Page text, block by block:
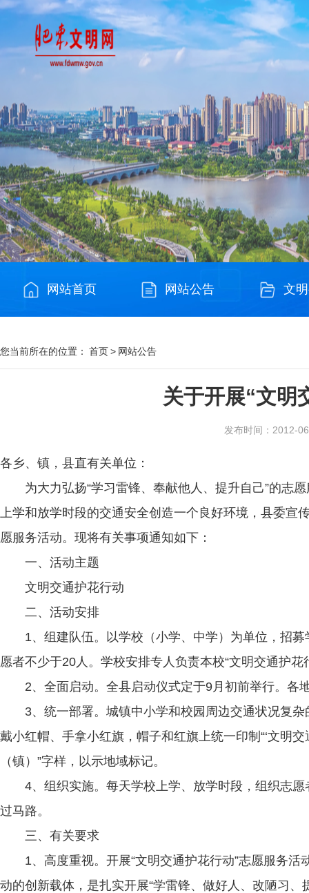
网站首页 网站公告 文
您当前所在的位置： 首页> 网站公告
关于开展“文明
发布时间：2012-
各乡、镇，县直有关单位：
为大力弘扬“学习雷锋、奉献他人、提升自己”的志愿
上学和放学时段的交通安全创造一个良好环境，县委宣
愿服务活动。现将有关事项通知如下：
一、活动主题
文明交通护花行动
二、活动安排
1、组建队伍。以学校（小学、中学）为单位，招募
愿者不少于20人。学校安排专人负责本校“文明交通护
2、全面启动。全县启动仪式定于9月初前举行。各地
3、统一部署。城镇中小学和校园周边交通状况复杂
戴小红帽、手拿小红旗，帽子和红旗上统一印制“‘文明交
（镇）”字样，以示地域标记。
4、组织实施。每天学校上学、放学时段，组织志愿
过马路。
三、有关要求
1、高度重视。开展“文明交通护花行动”志愿服务活
动的创新载体，是扎实开展“学雷锋、做好人、改陋习